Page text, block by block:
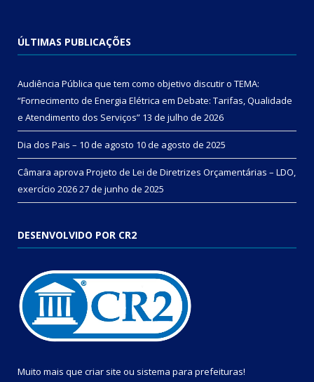
ÚLTIMAS PUBLICAÇÕES
Audiência Pública que tem como objetivo discutir o TEMA:
“Fornecimento de Energia Elétrica em Debate: Tarifas, Qualidade
e Atendimento dos Serviços” 13 de julho de 2026
Dia dos Pais – 10 de agosto 10 de agosto de 2025
Câmara aprova Projeto de Lei de Diretrizes Orçamentárias – LDO,
exercício 202627 de junho de 2025
DESENVOLVIDO POR CR2
Muito mais que criar site ou sistema para prefeituras!